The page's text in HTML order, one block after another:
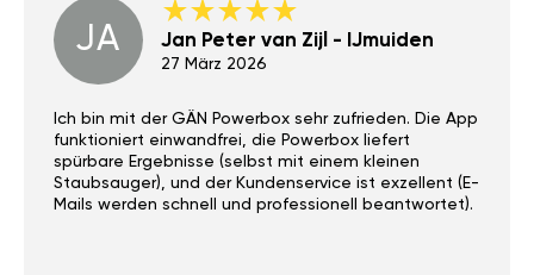
JA Jan Peter van Zijl - IJmuiden
27 März 2026
Ich bin mit der GÄN Powerbox sehr zufrieden. Die App
funktioniert einwandfrei, die Powerbox liefert
spürbare Ergebnisse (selbst mit einem kleinen
Staubsauger), und der Kundenservice ist exzellent (E-
Mails werden schnell und professionell beantwortet).